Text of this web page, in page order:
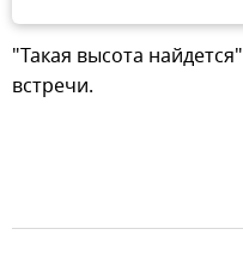
"Такая высота
встречи.